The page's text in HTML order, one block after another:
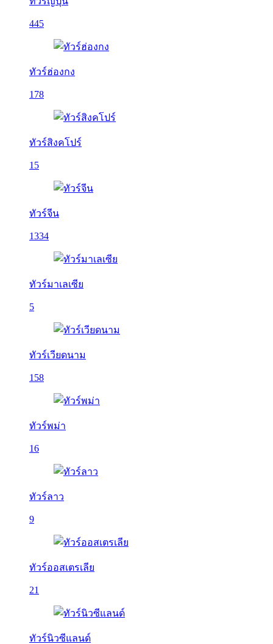
445
ทัวร์ฮ่องกง
178
ทัวร์สิงคโปร์
15
ทัวร์จีน
1334
ทัวร์มาเลเซีย
5
ทัวร์เวียดนาม
158
ทัวร์พม่า
16
ทัวร์ลาว
9
ทัวร์ออสเตรเลีย
21
ทัวร์นิวซีแลนด์